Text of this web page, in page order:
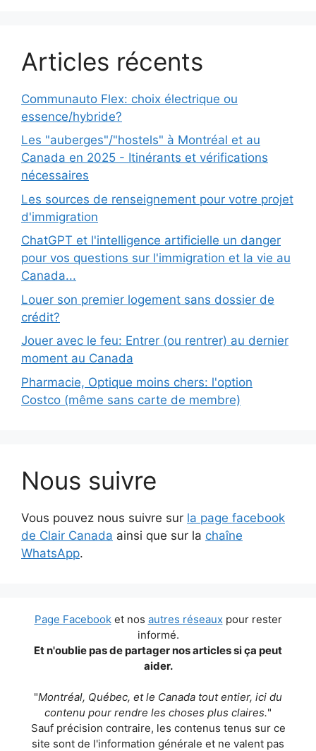
Articles récents
Communauto Flex: choix électrique ou
essence/hybride?
Les "auberges"/"hostels" à Montréal et au
Canada en 2025 - Itinérants et vérifications
nécessaires
Les sources de renseignement pour votre projet
d'immigration
ChatGPT et l'intelligence artificielle un danger
pour vos questions sur l'immigration et la vie au
Canada...
Louer son premier logement sans dossier de
crédit?
Jouer avec le feu: Entrer (ou rentrer) au dernier
moment au Canada
Pharmacie, Optique moins chers: l'option
Costco (même sans carte de membre)
Nous suivre
Vous pouvez nous suivre sur la page facebook
de Clair Canada ainsi que sur la chaîne
WhatsApp.
Page Facebooket nos autres réseaux pour rester
informé.
Et n'oublie pas de partager nos articles si ça peut
aider.
"Montréal, Québec, et le Canada tout entier, ici du
contenu pour rendre les choses plus claires."
Sauf précision contraire, les contenus tenus sur ce
site sont de l'information générale et ne valent pas